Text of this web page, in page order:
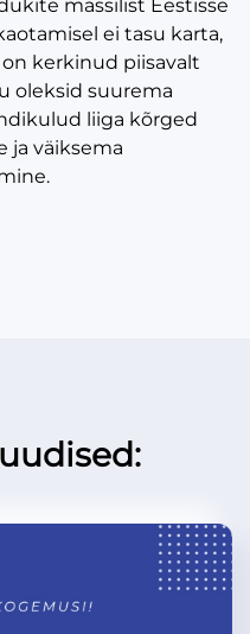
massilist Eestisse
ei tasu karta,
kerkinud piisavalt
oleksid suurema
liiga kõrged
ja väiksema